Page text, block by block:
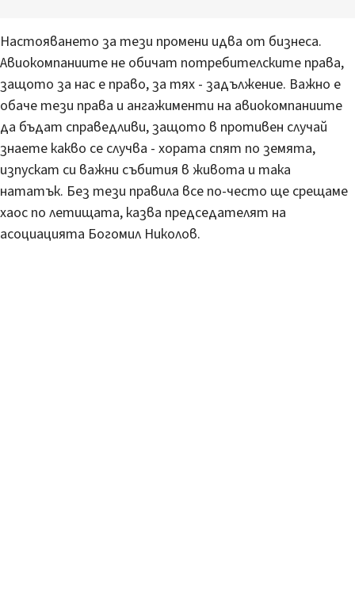
Настояването за тези промени идва от бизнеса.
Авиокомпаниите не обичат потребителските права,
защото за нас е право, за тях - задължение. Важно е
обаче тези права и ангажименти на авиокомпаниите
да бъдат справедливи, защото в противен случай
знаете какво се случва - хората спят по земята,
изпускат си важни събития в живота и така
нататък. Без тези правила все по-често ще срещаме
хаос по летищата, казва председателят на
асоциацията Богомил Николов.